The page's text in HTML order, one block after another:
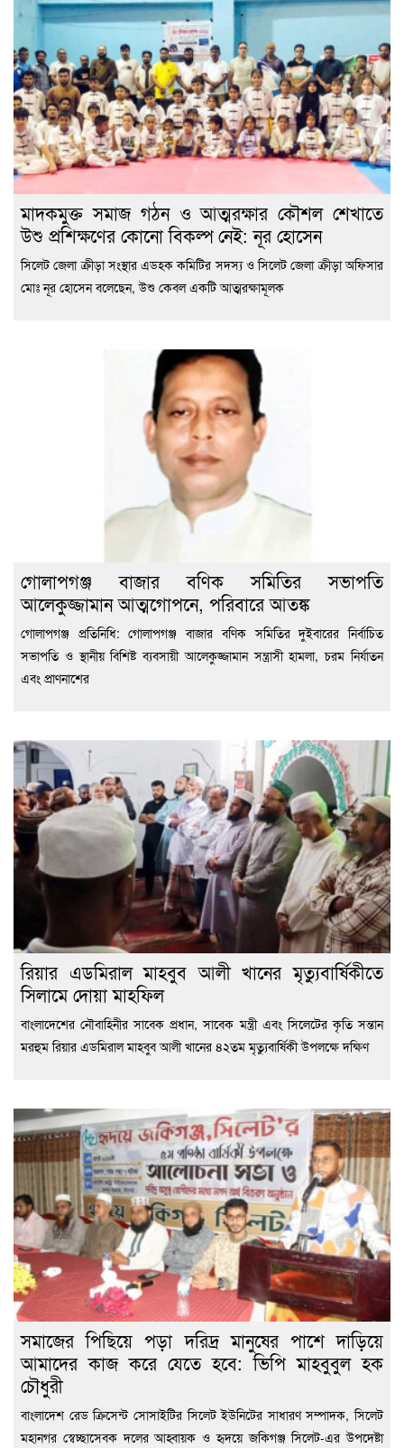
মাদকমুক্ত সমাজ গঠন ও আত্মরক্ষার কৌশল শেখাতে
উশু প্রশিক্ষণের কোনো বিকল্প নেই: নূর হোসেন
সিলেট জেলা ক্রীড়া সংস্থার এডহক কমিটির সদস্য ও সিলেট জেলা ক্রীড়া অফিসার
মোঃ নূর হোসেন বলেছেন, উশু কেবল একটি আত্মরক্ষামূলক
গোলাপগঞ্জ বাজার বণিক সমিতির সভাপতি
আলেকুজ্জামান আত্মগোপনে, পরিবারে আতঙ্ক
গোলাপগঞ্জ প্রতিনিধি: গোলাপগঞ্জ বাজার বণিক সমিতির দুইবারের নির্বাচিত
সভাপতি ও স্থানীয় বিশিষ্ট ব্যবসায়ী আলেকুজ্জামান সন্ত্রাসী হামলা, চরম নির্যাতন
এবং প্রাণনাশের
রিয়ার এডমিরাল মাহবুব আলী খানের মৃত্যুবার্ষিকীতে
সিলামে দোয়া মাহফিল
বাংলাদেশের নৌবাহিনীর সাবেক প্রধান, সাবেক মন্ত্রী এবং সিলেটের কৃতি সন্তান
মরহুম রিয়ার এডমিরাল মাহবুব আলী খানের ৪২তম মৃত্যুবার্ষিকী উপলক্ষে দক্ষিণ
সমাজের পিছিয়ে পড়া দরিদ্র মানুষের পাশে দাড়িয়ে
আমাদের কাজ করে যেতে হবে: ভিপি মাহবুবুল হক
চৌধুরী
বাংলাদেশ রেড ক্রিসেন্ট সোসাইটির সিলেট ইউনিটের সাধারণ সম্পাদক, সিলেট
মহানগর স্বেচ্ছাসেবক দলের আহ্বায়ক ও হৃদয়ে জকিগঞ্জ সিলেট-এর উপদেষ্টা